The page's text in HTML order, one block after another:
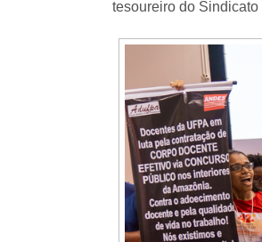
tesoureiro do Sindicato